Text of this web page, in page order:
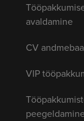
avaldamine
CV
VIP
peegeldamine